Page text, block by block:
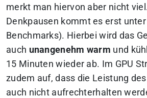
merkt man hiervon aber nicht
Denkpausen kommt es erst
Benchmarks). Hierbei wird das
auch unangenehm warm und
15 Minuten wieder ab. Im GPU
zudem auf, dass die Leistung
auch nicht aufrechterhalten